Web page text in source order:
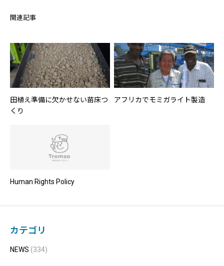
関連記事
田植え準備に欠かせない苗床つ
くり
アフリカでモミガライト製造
Human Rights Policy
カテゴリ
NEWS (334)